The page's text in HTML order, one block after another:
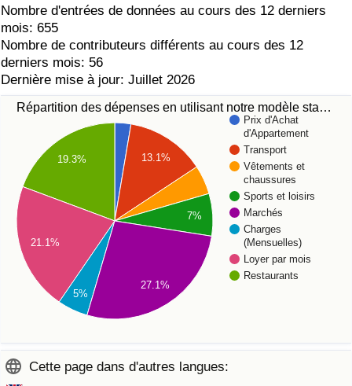
Nombre d'entrées de données au cours des 12 derniers
mois: 655
Nombre de contributeurs différents au cours des 12
derniers mois: 56
Dernière mise à jour: Juillet 2026
Répartition des dépenses en utilisant notre modèle sta…
Prix d'Achat
d'Appartement
Transport
Vêtements et
chaussures
Sports et loisirs
Marchés
Charges
(Mensuelles)
Loyer par mois
Restaurants
13.1%
7%
19.3%
21.1%
5%
27.1%
Cette page dans d'autres langues: